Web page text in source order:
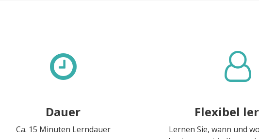
Dauer
Ca. 15 Minuten Lerndauer
Flexibel
Lernen Sie, wann und